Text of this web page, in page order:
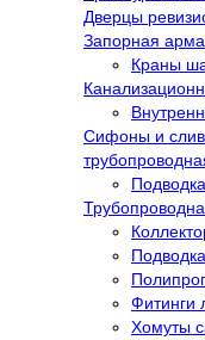
Дверцы
Запорная
Краны
Сифоны и
Фитинги
Хомуты